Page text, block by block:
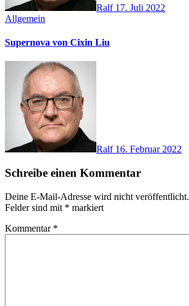
Ralf 17. Juli 2022
Allgemein
Supernova von Cixin Liu
Ralf 16. Februar 2022
Schreibe einen Kommentar
Deine E-Mail-Adresse wird nicht veröffentlicht.
Felder sind mit * markiert
Kommentar *